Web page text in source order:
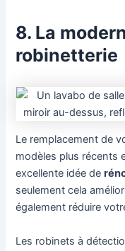
8. La
robinetterie
Le remplacement de
modèles plus récents
excellente idée de
seulement cela
également réduire
Les robinets à